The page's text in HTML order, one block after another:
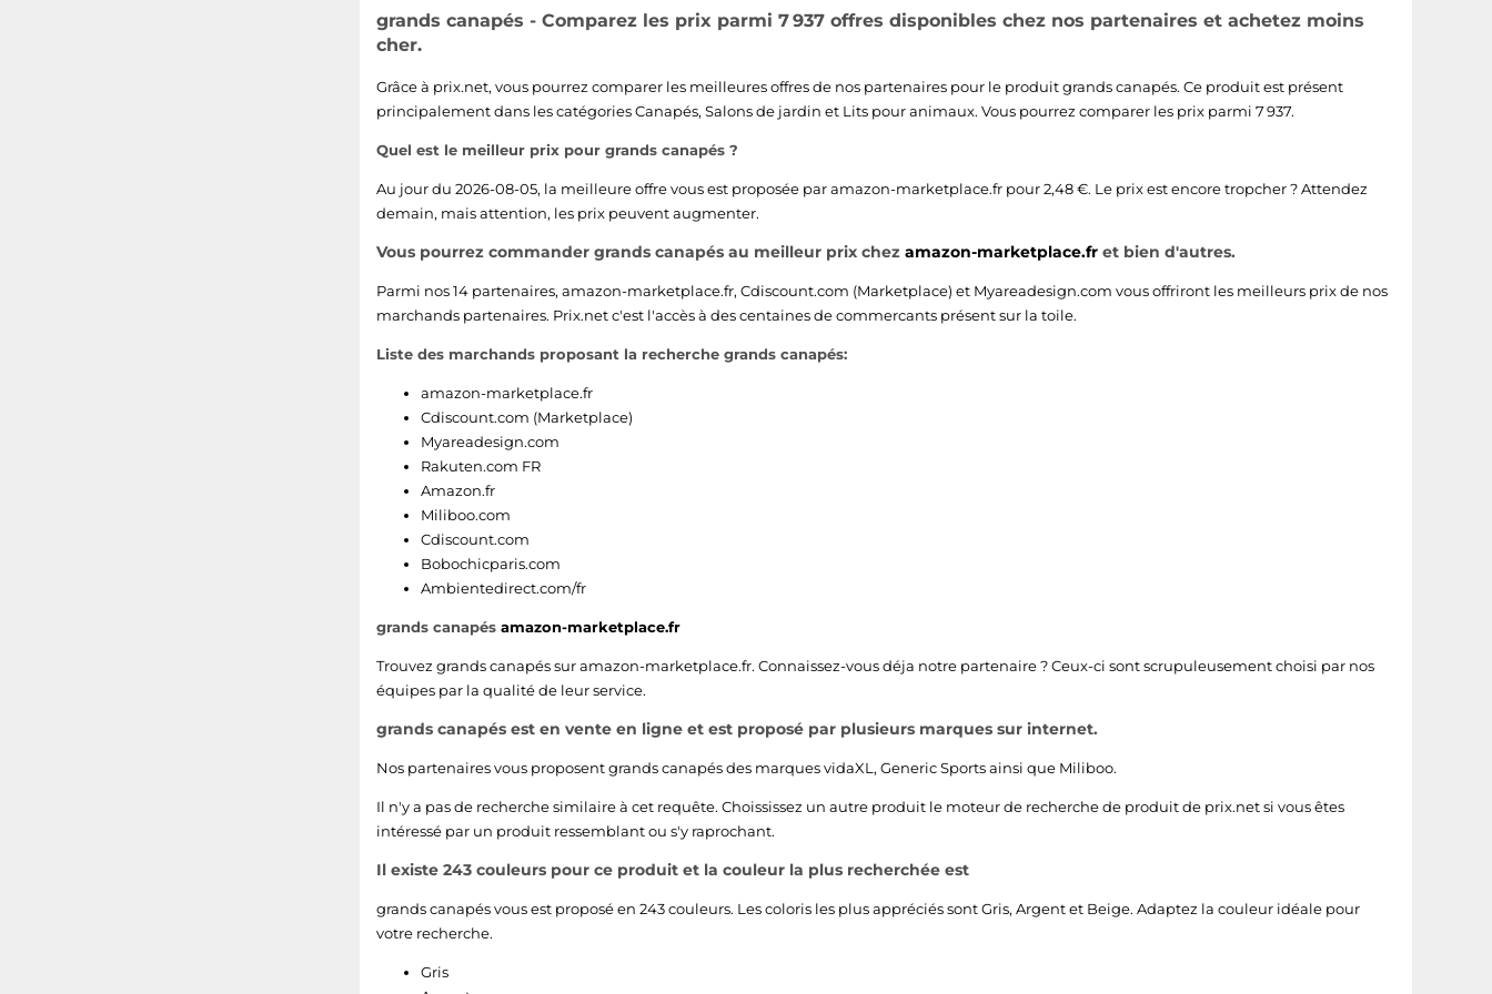
grands canapés - Comparez les prix parmi 7 937 offres disponibles chez nos partenaires et achetez moins
cher.
Grâce à prix.net, vous pourrez comparer les meilleures offres de nos partenaires pour le produit grands canapés. Ce produit est présent
principalement dans les catégoriesCanapés, Salons de jardin et Lits pour animaux. Vous pourrez comparer les prix parmi 7 937.
Quel est le meilleur prix pour grands canapés ?
Au jour du 2026-08-05, la meilleure offre vous est proposée paramazon-marketplace.fr pour 2,48 €. Le prix est encore tropcher ? Attendez
demain, mais attention, les prix peuvent augmenter.
Vous pourrez commander grands canapés au meilleur prix chez amazon-marketplace.fr et bien d'autres.
Parmi nos 14 partenaires, amazon-marketplace.fr, Cdiscount.com (Marketplace) et Myareadesign.com vous offriront les meilleurs prix de nos
marchands partenaires. Prix.net c'est l'accès à des centaines de commercants présent sur la toile.
Liste des marchands proposant la recherche grands canapés:
amazon-marketplace.fr
Cdiscount.com (Marketplace)
Myareadesign.com
Rakuten.com FR
Amazon.fr
Miliboo.com
Cdiscount.com
Bobochicparis.com
Ambientedirect.com/fr
grands canapés amazon-marketplace.fr
Trouvez grands canapés suramazon-marketplace.fr. Connaissez-vous déja notre partenaire ? Ceux-ci sont scrupuleusement choisi par nos
équipes par la qualité de leur service.
grands canapés est en vente en ligne et est proposé par plusieurs marques sur internet.
Nos partenaires vous proposent grands canapés des marquesvidaXL , Generic Sportsainsi que Miliboo.
Il n'y a pas de recherche similaire à cet requête. Choississez un autre produit le moteur de recherche de produit de prix.net si vous êtes
intéressé par un produit ressemblant ou s'y raprochant.
Il existe 243 couleurs pour ce produit et la couleur la plus recherchée est
grands canapés vous est proposé en 243 couleurs. Les coloris les plus appréciés sontGris, Argentet Beige. Adaptez la couleur idéale pour
votre recherche.
Gris